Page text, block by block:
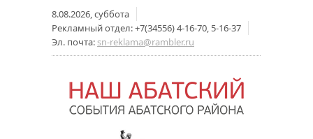
8.08.2026, суббота
Рекламный отдел: +7(34556) 4-16-70, 5-16-37
Эл. почта: sn-reklama@rambler.ru